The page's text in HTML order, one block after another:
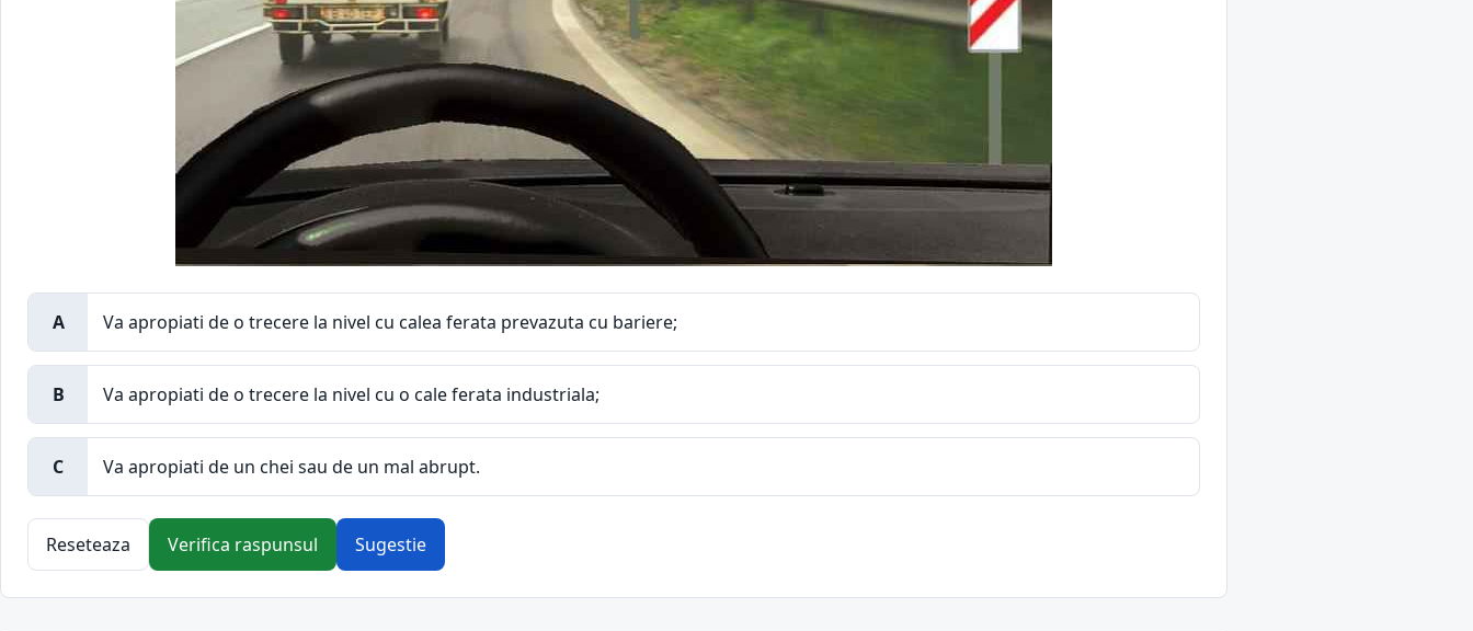
A Va apropiati de o trecere la nivel cu calea ferata prevazuta cu bariere;
B Va apropiati de o trecere la nivel cu o cale ferata industriala;
C Va apropiati de un chei sau de un mal abrupt.
Reseteaza Verifica raspunsul Sugestie